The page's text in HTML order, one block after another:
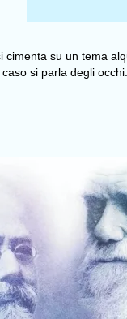
su un tema
si parla degli